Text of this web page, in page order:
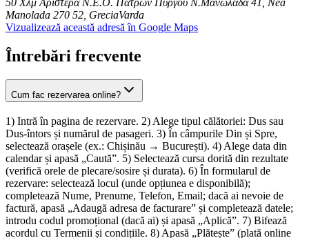
Manolada 270 52, GreciaVarda
Vizualizează această adresă în Google Maps
Întrebări frecvente
Cum fac rezervarea online?
1) Intră în pagina de rezervare. 2) Alege tipul călătoriei: Dus sau
Dus-întors și numărul de pasageri. 3) În câmpurile Din și Spre,
selectează orașele (ex.: Chișinău → București). 4) Alege data din
calendar și apasă „Caută”. 5) Selectează cursa dorită din rezultate
(verifică orele de plecare/sosire și durata). 6) În formularul de
rezervare: selectează locul (unde opțiunea e disponibilă);
completează Nume, Prenume, Telefon, Email; dacă ai nevoie de
factură, apasă „Adaugă adresa de facturare” și completează datele;
introdu codul promoțional (dacă ai) și apasă „Aplică”. 7) Bifează
acordul cu Termenii și condițiile. 8) Apasă „Plătește” (plată online